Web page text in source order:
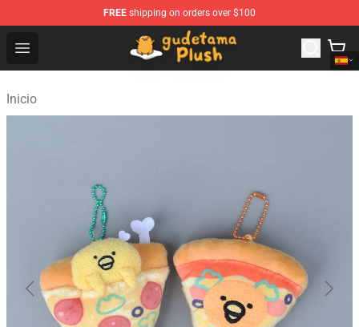
FREE shipping on orders over $100
Open menu
Gudetama Plush Shop - The Best Store of Gudetama
Inicio